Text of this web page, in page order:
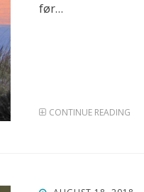
før…
CONTINUE READING